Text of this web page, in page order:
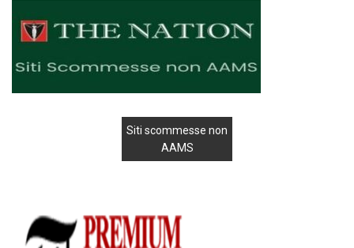
Siti scommesse non
AAMS